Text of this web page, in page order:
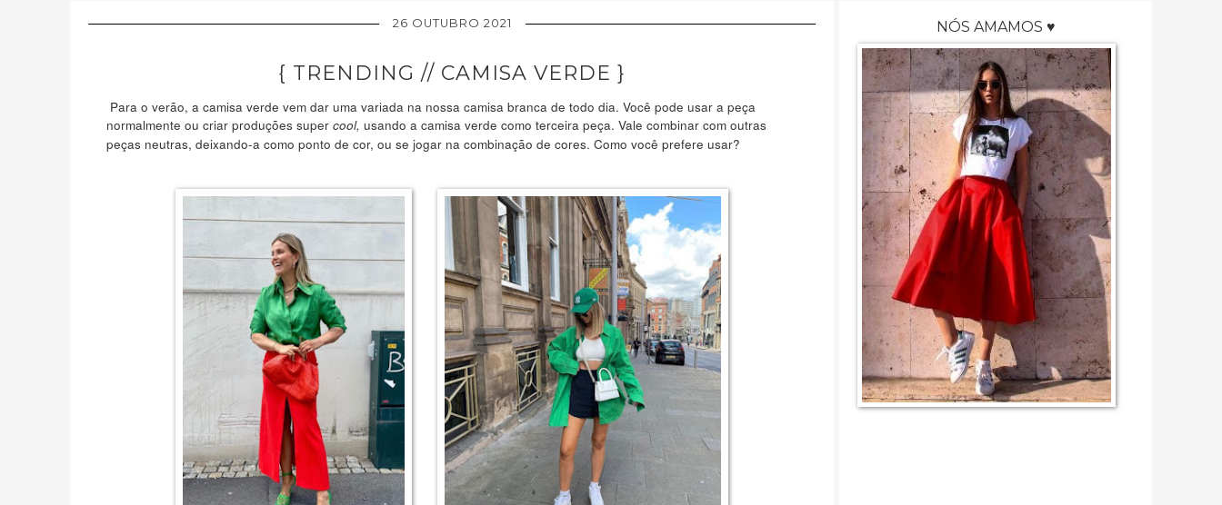
26 OUTUBRO 2021
{ TRENDING // CAMISA VERDE }
Para o verão, a camisa verde vem dar uma variada na nossa camisa branca de todo dia. Você pode usar a peça
normalmente ou criar produções super cool, usando a camisa verde como terceira peça. Vale combinar com outras
peças neutras, deixando-a como ponto de cor, ou se jogar na combinação de cores. Como você prefere usar?
NÓS AMAMOS ♥